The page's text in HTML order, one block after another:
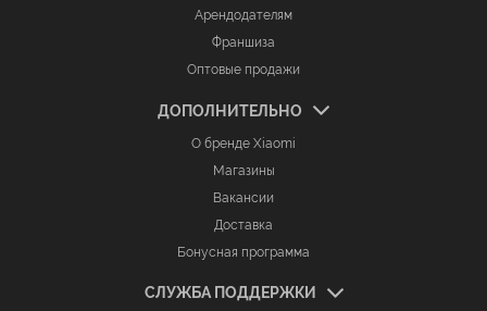
Арендодателям
Франшиза
Оптовые продажи
ДОПОЛНИТЕЛЬНО
О бренде Xiaomi
Магазины
Вакансии
Доставка
Бонусная программа
СЛУЖБА ПОДДЕРЖКИ